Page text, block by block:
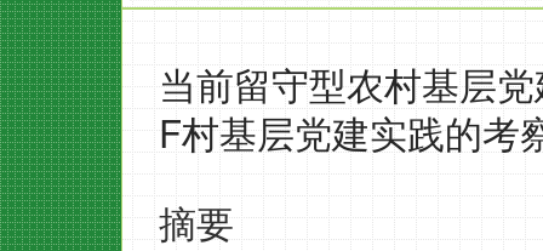
当前留守型农村基层
F村基层党建实践的考
摘要